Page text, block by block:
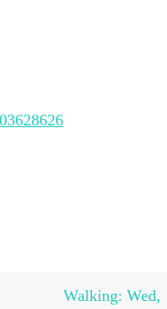
Walking: Wed,